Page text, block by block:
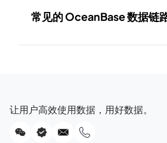
常见的 OceanBase 数据链
让用户高效使用数据，用好数据。